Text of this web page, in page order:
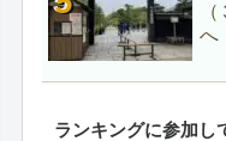
へ
ランキングに参加し